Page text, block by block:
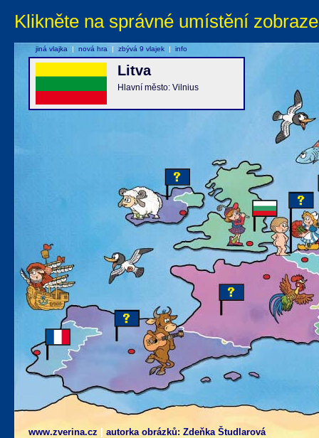
Klikněte na správné umístění
www.zverina.cz autorka obrázků: Zdeňka Študlarová
Litva
Hlavní město: Vilnius
jiná vlajka | nová hra | zbývá 9 vlajek | info